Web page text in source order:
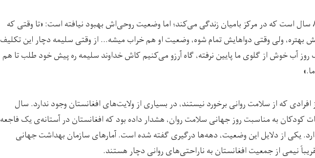
حالا سلیمه حدود ۸ سال است که در مرکز بامیان زندگی می‌کند؛ اما وضعیت روحی‌اش بهبود نیافته است: «تا وقتی که
بهتره، ولی وقتی دواهایش تمام شوه، وضعیت او هم خراب میشه… از وقتی سلیمه دچار این تکلیف
روز آب خوش از گلوی ما پایین نرفته، گاه آرزو می‌‌کنیم کاش خداوند سلیمه ره پیش خود طلب تا هم
که از سلامت روانی برخورد نیستند، در بسیاری از ولایت‌های افغانستان وجود ندارد. سال
به مناسبت روز جهانی سلامت روان، هشدار داده بود که افغانستان در آستانه‌ی یک فاجعه
یکی از دلایل این وضعیت، دهه‌ها درگیری گفته شده است. آمارهای سازمان بهداشت جهانی
نیمی از جمعیت افغانستان به ناراحتی‌های روانی دچار هستند.